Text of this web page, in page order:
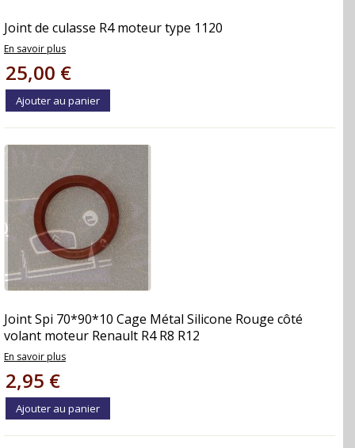
Joint de culasse R4 moteur type 1120
En savoir plus
25,00 €
Ajouter au panier
Joint Spi 70*90*10 Cage Métal Silicone Rouge côté
volant moteur Renault R4 R8 R12
En savoir plus
2,95 €
Ajouter au panier